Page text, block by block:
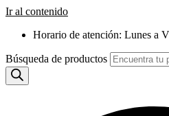
Ir al contenido
Horario de atención: Lunes a
Búsqueda de productos